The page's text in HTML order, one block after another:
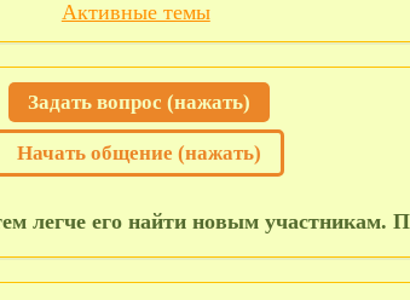
Активные темы
Задать вопрос (нажать)
Начать общение (нажать)
легче его найти новым участникам.